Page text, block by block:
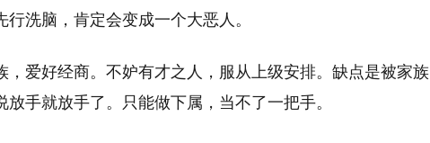
洗脑，肯定会变成一个大恶人。
，爱好经商。不妒有才之人，服从上级安排。缺点是被家族
手就放手了。只能做下属，当不了一把手。